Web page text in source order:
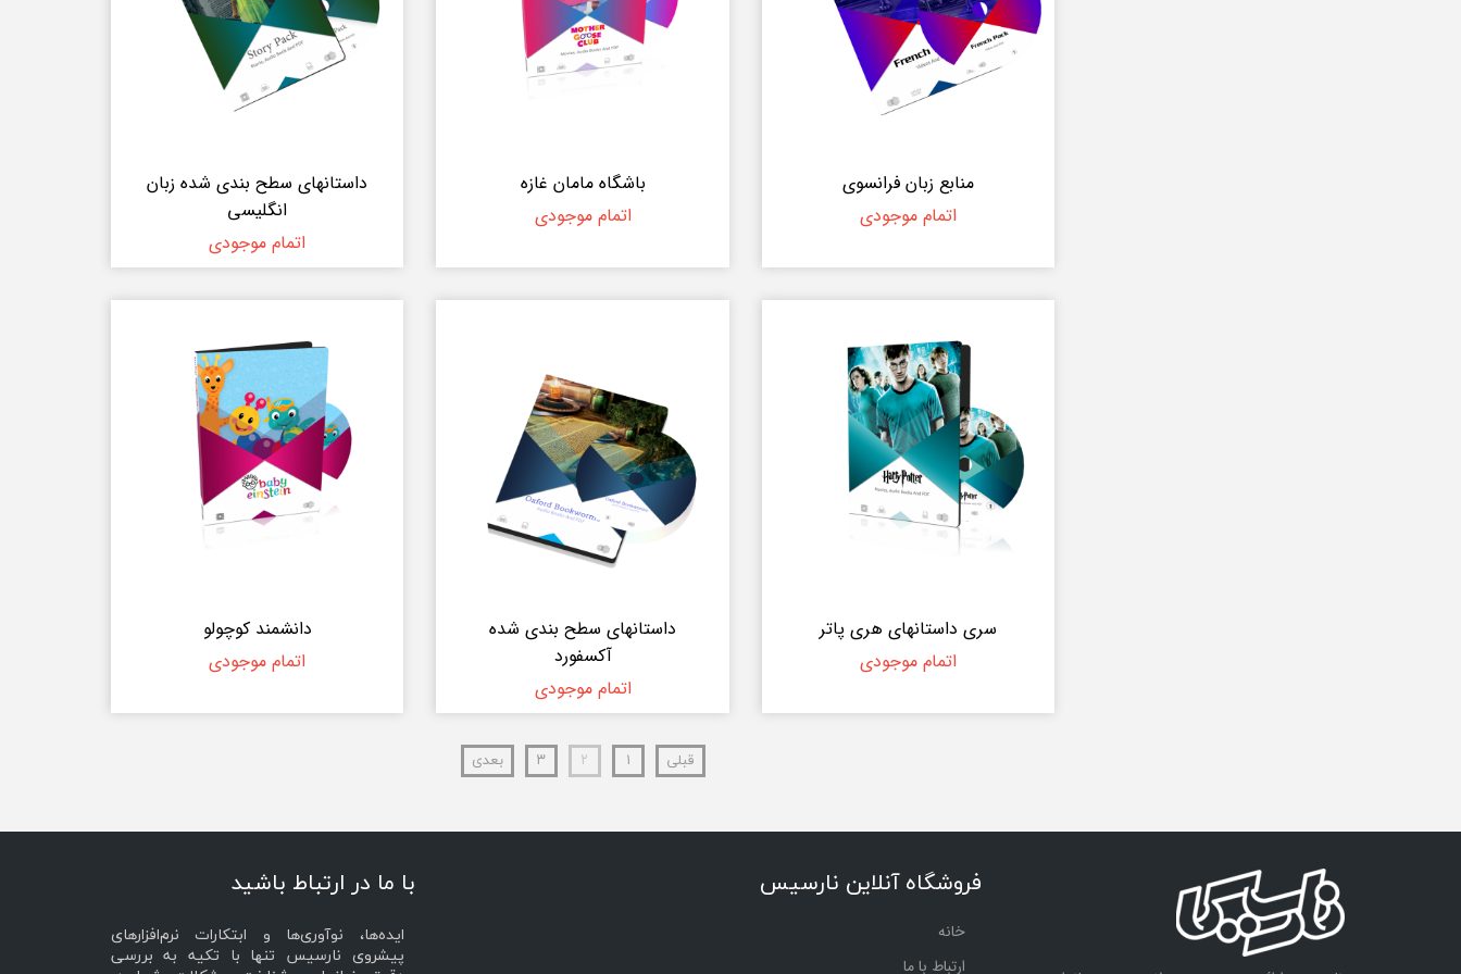
منابع زبان فرانسوی
اتمام موجودی
باشگاه مامان غازه
اتمام موجودی
داستانهای سطح بندی شده زبان
انگلیسی
اتمام موجودی
سری داستانهای هری پاتر
اتمام موجودی
داستانهای سطح بندی شده
آکسفورد
اتمام موجودی
دانشمند کوچولو
اتمام موجودی
قبلی ۱ ۲ ۳ بعدی
فروشگاه آنلاین نارسیس
خانه
ارتباط با ما
با ما در ارتباط باشید
ایده‌ها، نوآوری‌ها و ابتکارات نرم‌افزارهای
پیشروی نارسیس تنها با تکیه به بررسی